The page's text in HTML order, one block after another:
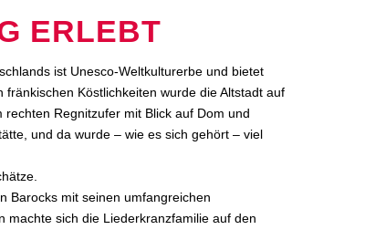
ERLEBT
ist Unesco-Weltkulturerbe und bietet
Köstlichkeiten wurde die Altstadt auf
Regnitzufer mit Blick auf Dom und
und da wurde – wie es sich gehört – viel
Barocks mit seinen umfangreichen
machte sich die Liederkranzfamilie auf den